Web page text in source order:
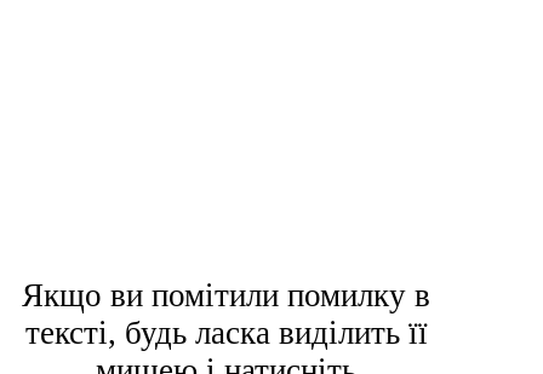
Якщо ви помітили помилку в
тексті, будь ласка виділить її